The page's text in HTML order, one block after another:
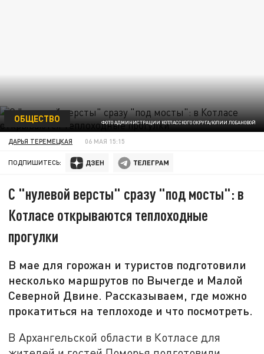
ФОТО АДМИНИСТРАЦИИ КОТЛАССКОГО ОКРУГА/ЮЛИИ ЛОБАНОВОЙ
ОБЩЕСТВО
ДАРЬЯ ТЕРЕМЕЦКАЯ 06 МАЯ 15:15
ПОДПИШИТЕСЬ:
С "нулевой версты" сразу "под мосты": в
Котласе открываются теплоходные
прогулки
В мае для горожан и туристов подготовили
несколько маршрутов по Вычегде и Малой
Северной Двине. Рассказываем, где можно
прокатиться на теплоходе и что посмотреть.
В Архангельской области в Котласе для